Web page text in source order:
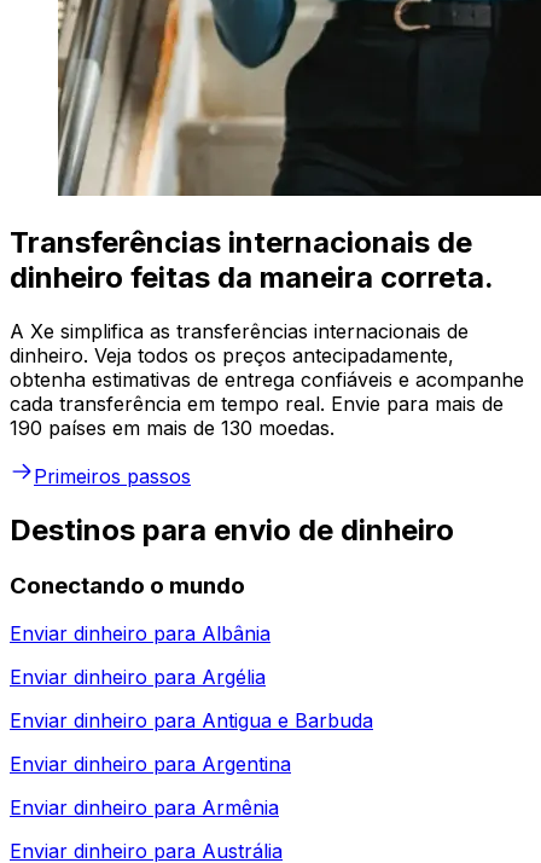
Transferências internacionais de
dinheiro feitas da maneira correta.
A Xe simplifica as transferências internacionais de
dinheiro. Veja todos os preços antecipadamente,
obtenha estimativas de entrega confiáveis e acompanhe
cada transferência em tempo real. Envie para mais de
190 países em mais de 130 moedas.
Primeiros passos
Destinos para envio de dinheiro
Conectando o mundo
Enviar dinheiro para Albânia
Enviar dinheiro para Argélia
Enviar dinheiro para Antigua e Barbuda
Enviar dinheiro para Argentina
Enviar dinheiro para Armênia
Enviar dinheiro para Austrália